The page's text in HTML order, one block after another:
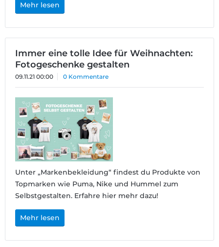
Mehr lesen
Immer eine tolle Idee für Weihnachten:
Fotogeschenke gestalten
09.11.21 00:00 0 Kommentare
Unter „Markenbekleidung“ findest du Produkte von
Topmarken wie Puma, Nike und Hummel zum
Selbstgestalten. Erfahre hier mehr dazu!
Mehr lesen